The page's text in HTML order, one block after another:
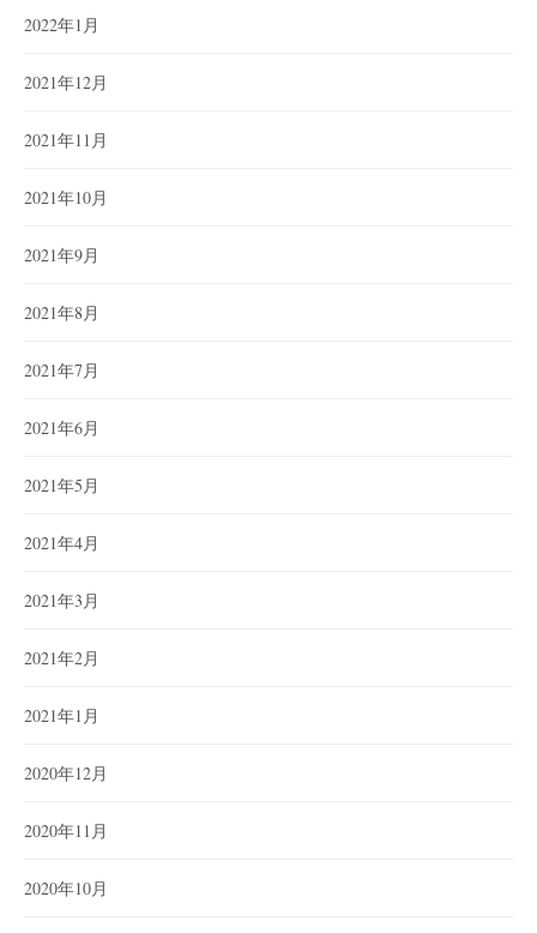
2022年1月
2021年12月
2021年11月
2021年10月
2021年9月
2021年8月
2021年7月
2021年6月
2021年5月
2021年4月
2021年3月
2021年2月
2021年1月
2020年12月
2020年11月
2020年10月